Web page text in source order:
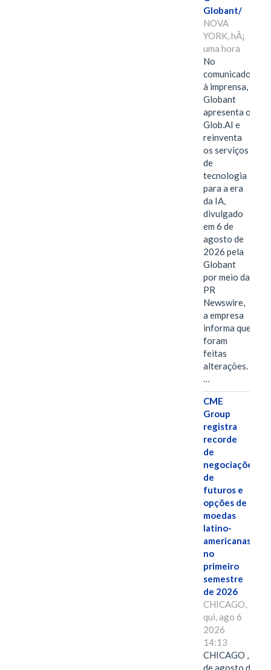
Globant/
NOVA
YORK, hÃ¡
uma hora
No
comunicado
à imprensa,
Globant
apresenta o
Glob.AI e
reinventa
os serviços
de
tecnologia
para a era
da IA,
divulgado
em 6 de
agosto de
2026 pela
Globant
por meio da
PR
Newswire,
a empresa
informa que
foram
feitas
alterações.
…
CME
Group
registra
recorde
de
negociações
de
futuros e
opções de
moedas
latino-
americanas
no
primeiro
semestre
de 2026
CHICAGO,
qui, ago 6
2026
14:13
CHICAGO , 6
de agosto de